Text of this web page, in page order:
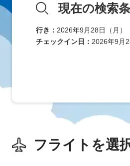
現在の検索
行き： 2026年9月28日（月
チェックイン日： 2026年9月
フライトを選